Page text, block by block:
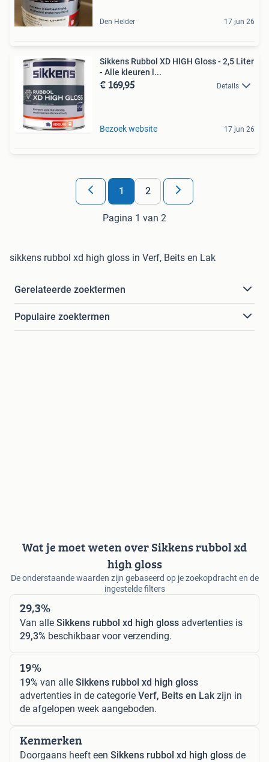
Den Helder 17 jun 26
Sikkens Rubbol XD HIGH Gloss - 2,5 Liter
- Alle kleuren l...
€ 169,95 Details
Bezoek website 17 jun 26
1 2
Pagina 1 van 2
sikkens rubbol xd high gloss in Verf, Beits en Lak
Gerelateerde zoektermen
Populaire zoektermen
Wat je moet weten over Sikkens rubbol xd
high gloss
De onderstaande waarden zijn gebaseerd op je zoekopdracht en de
ingestelde filters
29,3%
Van alle Sikkens rubbol xd high gloss advertenties is
29,3% beschikbaar voor verzending.
19%
19% van alle Sikkens rubbol xd high gloss
advertenties in de categorie Verf, Beits en Lakzijn in
de afgelopen week aangeboden.
Kenmerken
Doorgaans heeft een Sikkens rubbol xd high gloss de